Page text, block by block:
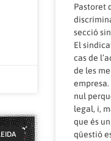
Pastoret
secció
El
cas de
de les
empresa.
nul
legal, i,
que és
qüestió